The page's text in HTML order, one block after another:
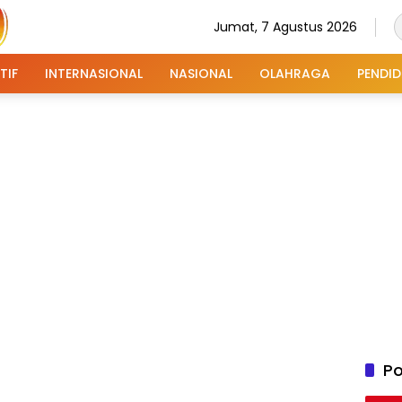
Jumat, 7 Agustus 2026
INTERNASIONAL NASIONAL OLAHRAGA